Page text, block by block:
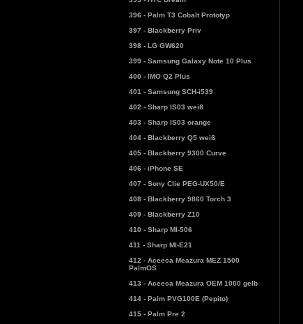
396 - Palm T3 Cobalt Prototyp
397 - Blackberry Priv
398 - LG GW620
399 - Samsung Galaxy Note 10 Plus
400 - IMO Q2 Plus
401 - Samsung SCH-i539
402 - Sharp IS03 weiß
403 - Sharp IS03 orange
404 - Blackberry Q5 weiß
405 - Blackberry 9300 Curve
406 - iPhone SE
407 - Sony Clie PEG-UX50/E
408 - Blackberry 9860 Torch 3
409 - Blackberry Z10
410 - Sharp MI-506
411 - Sharp MI-E21
412 - Aceeca Meazura MEZ 1500
PalmOS
413 - Aceeca Meazura OEM 1000 gelb
414 - Palm PVG100E (Pepito)
415 - Palm Pre 2